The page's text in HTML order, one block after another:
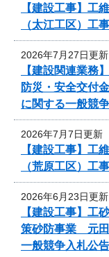
【建設工事】
（太江工区）工
2026年7月27日更新
【建設関連業
防災・安全交付
に関する一般競
2026年7月7日更新
【建設工事】
（荒原工区）工
2026年6月23日更新
【建設工事】
策砂防事業 元田
一般競争入札公告